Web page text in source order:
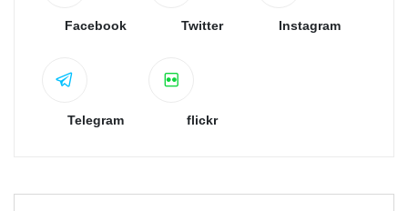
Facebook Twitter Instagram
Telegram flickr